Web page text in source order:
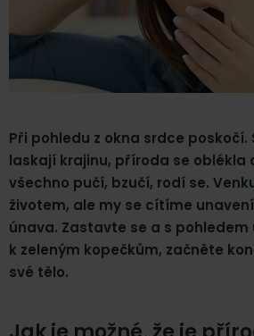
Při pohledu z okna srdce
laskají krajinu, příroda se oblékla
všechno pučí, bzučí, rodí se.
životem, ale my se cítíme
únava. Zastavte se a s pohledem
k zeleným kopečkům, začněte
své tělo.